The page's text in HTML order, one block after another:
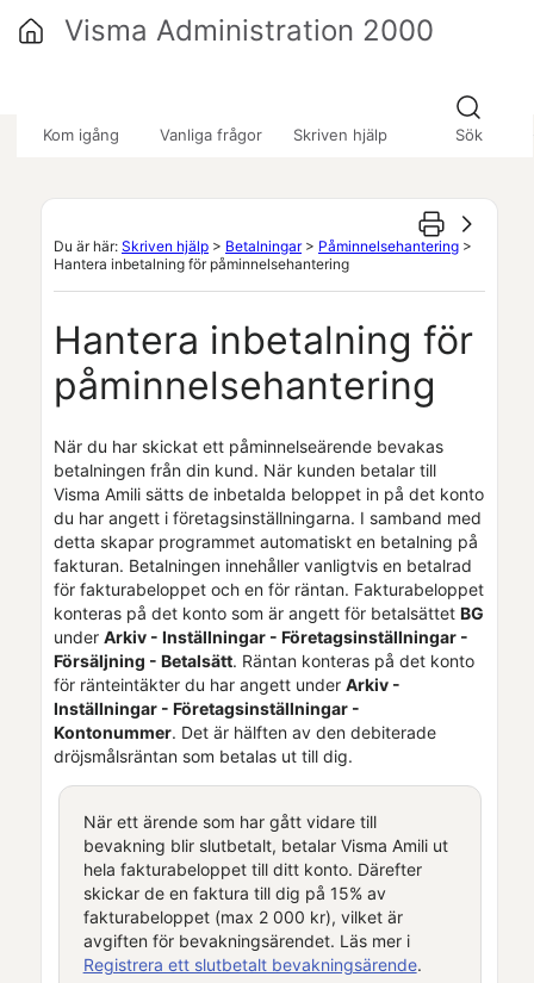
Kom igång Vanliga frågor Skriven hjälp Sök
Visma Administration 2000
Du är här: Skriven hjälp > Betalningar> Påminnelsehantering >
Hantera inbetalning för påminnelsehantering
Hantera inbetalning för
påminnelsehantering
När du har skickat ett påminnelseärende bevakas
betalningen från din kund. När kunden betalar till
Visma Amili sätts de inbetalda beloppet in på det konto
du har angett i företagsinställningarna. I samband med
detta skapar programmet automatiskt en betalning på
fakturan. Betalningen innehåller vanligtvis en betalrad
för fakturabeloppet och en för räntan. Fakturabeloppet
konteras på det konto som är angett för betalsättet BG
under Arkiv - Inställningar - Företagsinställningar -
Försäljning - Betalsätt. Räntan konteras på det konto
för ränteintäkter du har angett under Arkiv -
Inställningar - Företagsinställningar -
Kontonummer. Det är hälften av den debiterade
dröjsmålsräntan som betalas ut till dig.
När ett ärende som har gått vidare till
bevakning blir slutbetalt, betalar Visma Amiliut
hela fakturabeloppet till ditt konto. Därefter
skickar de en faktura till dig på 15% av
fakturabeloppet (max 2 000 kr), vilket är
avgiften för bevakningsärendet. Läs mer i
Registrera ett slutbetalt bevakningsärende.